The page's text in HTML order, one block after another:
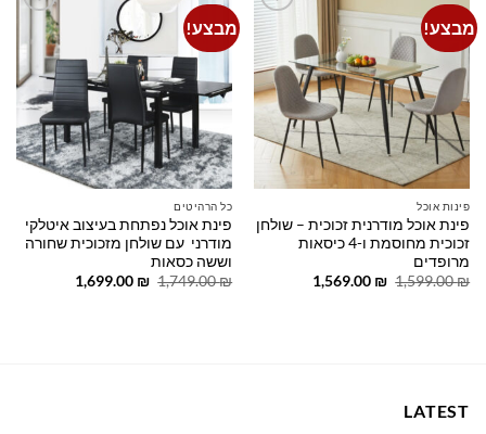
מבצע!
Add to
wishlist
פינות אוכל
פינת אוכל מודרנית זכוכית – שולחן
זכוכית מחוסמת ו-4 כיסאות
מרופדים
1,599.00₪
המחיר
1,569.00 ₪
המחיר
מבצע!
Add to
wishlist
כל הרהיטים
פינת אוכל נפתחת בעיצוב איטלקי
מודרני עם שולחן מזכוכית שחורה
וששה כסאות
1,749.00₪
המחיר
1,699.00 ₪
המחיר
LATEST